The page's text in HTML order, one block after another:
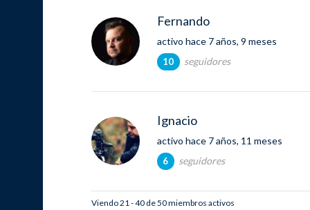
Fernando
activo hace 7 años, 9 meses
10 seguidores
Ignacio
activo hace 7 años, 11 meses
6 seguidores
Viendo 21 - 40 de 50 miembros activos